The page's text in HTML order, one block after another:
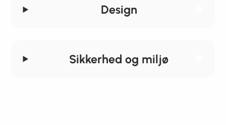
Design
Sikkerhed og miljø